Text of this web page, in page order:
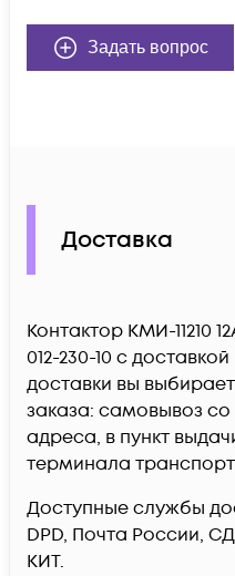
Задать вопрос
Доставка
Контактор КМИ-11210
012-230-10 c
доставки вы
заказа: самовывоз
адреса, в пункт
терминала
Доступные службы
DPD, Почта России,
КИТ.